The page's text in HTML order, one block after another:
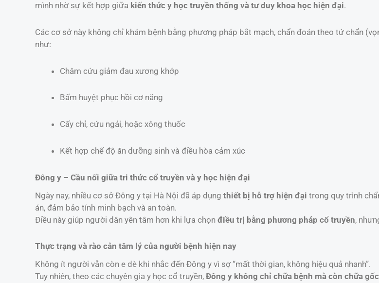
mình nhờ sự kết hợp giữa kiến thức y học truyền thống và tư duy khoa học hiện đại.
Các cơ sở này không chỉ khám bệnh bằng phương pháp bắt mạch, chẩn đoán theo tứ chẩn
như:
Châm cứu giảm đau xương khớp
Bấm huyệt phục hồi cơ năng
Cấy chỉ, cứu ngải, hoặc xông thuốc
Kết hợp chế độ ăn dưỡng sinh và điều hòa cảm xúc
Đông y – Cầu nối giữa tri thức cổ truyền và y học hiện đại
Ngày nay, nhiều cơ sở Đông y tại Hà Nội đã áp dụng thiết bị hỗ trợ hiện đại trong quy trình
án, đảm bảo tính minh bạch và an toàn.
Điều này giúp người dân yên tâm hơn khi lựa chọn điều trị bằng phương pháp cổ truyền,
Thực trạng và rào cản tâm lý của người bệnh hiện nay
Không ít người vẫn còn e dè khi nhắc đến Đông y vì sợ “mất thời gian, không hiệu quả nhanh”.
Tuy nhiên, theo các chuyên gia y học cổ truyền, Đông y không chỉ chữa bệnh mà còn chữa